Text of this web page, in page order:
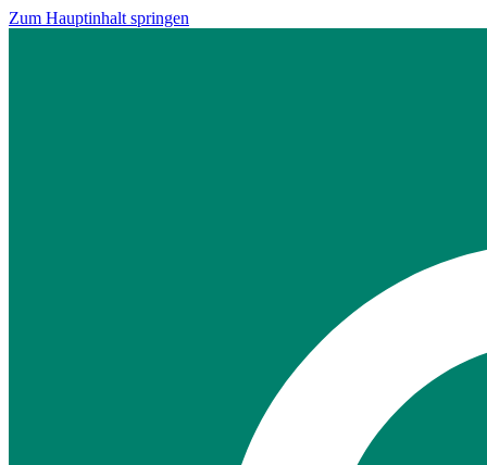
Zum Hauptinhalt springen